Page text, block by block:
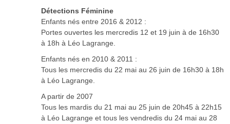
Détections Féminine
Enfants nés entre 2016 & 2012 :
Portes ouvertes les mercredis 12 et 19 juin à de 16h30
à 18h à Léo Lagrange.
Enfants nés en 2010 & 2011 :
Tous les mercredis du 22 mai au 26 juin de 16h30 à 18h
à Léo Lagrange.
A partir de 2007
Tous les mardis du 21 mai au 25 juin de 20h45 à 22h15
à Léo Lagrange et tous les vendredis du 24 mai au 28